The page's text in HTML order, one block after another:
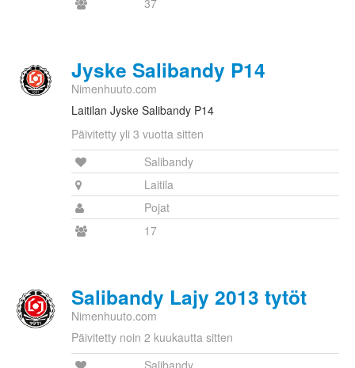
37
Jyske Salibandy P14
Nimenhuuto.com
Laitilan Jyske Salibandy P14
Päivitetty yli 3 vuotta sitten
Salibandy
Laitila
Pojat
17
Salibandy Lajy 2013 tytöt
Nimenhuuto.com
Päivitetty noin 2 kuukautta sitten